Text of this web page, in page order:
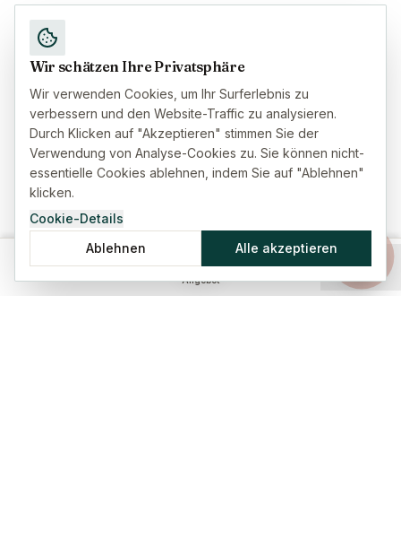
Angebot
Wir schätzen Ihre Privatsphäre
Wir verwenden Cookies, um Ihr Surferlebnis zu
verbessern und den Website-Traffic zu analysieren.
Durch Klicken auf "Akzeptieren" stimmen Sie der
Verwendung von Analyse-Cookies zu. Sie können nicht-
essentielle Cookies ablehnen, indem Sie auf "Ablehnen"
klicken.
Cookie-Details
Ablehnen
Alle akzeptieren